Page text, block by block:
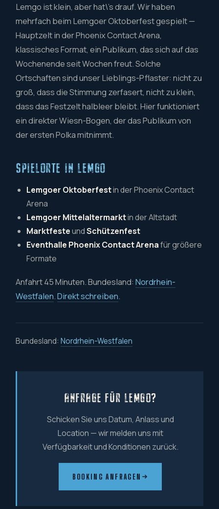
Lemgo ist klein, aber hat\'s drauf. Wir haben
mehrfach beim Lemgoer Oktoberfest gespielt —
Hauptzelt in der Phoenix Contact Arena,
klassisches Format, ein Publikum, das sich auf das
Wochenende seit Wochen freut. Solche
Ortschaften sind unser Lieblings-Pflaster: nicht zu
groß, dass die Stimmung zerfasert, nicht zu klein,
dass das Festzelt halbleer bleibt. Hier funktioniert
ein direkter Wiesn-Bogen, der das Publikum von
der ersten Polka mitnimmt.
SPIELORTE IN LEMGO
Lemgoer Oktoberfestin der Phoenix Contact
Arena
Lemgoer Mittelaltermarktin der Altstadt
MarktfesteundSchützenfest
Eventhalle Phoenix Contact Arenafür größere
Formate
Anfahrt 45 Minuten. Bundesland: Nordrhein-
Westfalen.Direkt schreiben.
Bundesland: Nordrhein-Westfalen
ANFRAGE FÜR LEMGO?
Schicken Sie uns Datum, Anlass und
Location — wir melden uns mit
Verfügbarkeit und Konditionen zurück.
BOOKING ANFRAGEN